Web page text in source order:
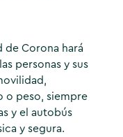
de Corona hará
personas y sus
o peso, siempre
y el autobús
y segura.